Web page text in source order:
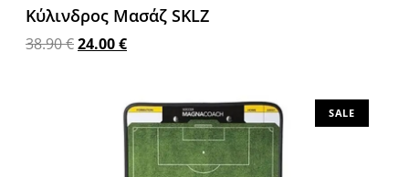
Κύλινδρος Μασάζ SKLZ
38.90€24.00€
SALE